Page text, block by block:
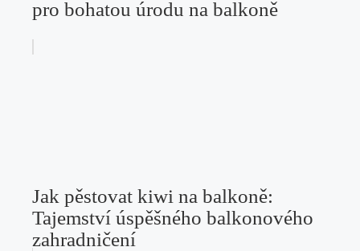
pro bohatou úrodu na balkoně
Jak pěstovat kiwi na balkoně:
Tajemství úspěšného balkonového
zahradničení